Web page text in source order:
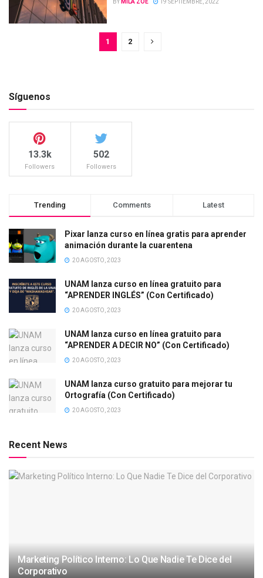
BY MILA ZOE 19 SEPTIEMBRE, 2022
1 2
Síguenos
13.3k
Followers
502
Followers
Trending Comments Latest
Pixar lanza curso en línea gratis para aprender
animación durante la cuarentena
20 AGOSTO, 2023
UNAM lanza curso en línea gratuito para
“APRENDER INGLÉS” (Con Certificado)
20 AGOSTO, 2023
UNAM lanza curso en línea gratuito para
“APRENDER A DECIR NO” (Con Certificado)
20 AGOSTO, 2023
UNAM lanza curso gratuito para mejorar tu
Ortografía (Con Certificado)
20 AGOSTO, 2023
Recent News
Marketing Político Interno: Lo Que Nadie Te Dice del
Corporativo